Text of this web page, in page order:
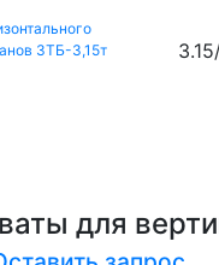
ЗТБ-3,15т
для